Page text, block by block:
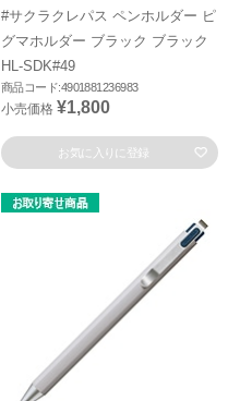
#サクラクレパス ペンホルダー ピ
グマホルダー ブラック ブラック
HL-SDK#49
商品コード:4901881236983
小売価格 ¥1,800
お気に入りに登録